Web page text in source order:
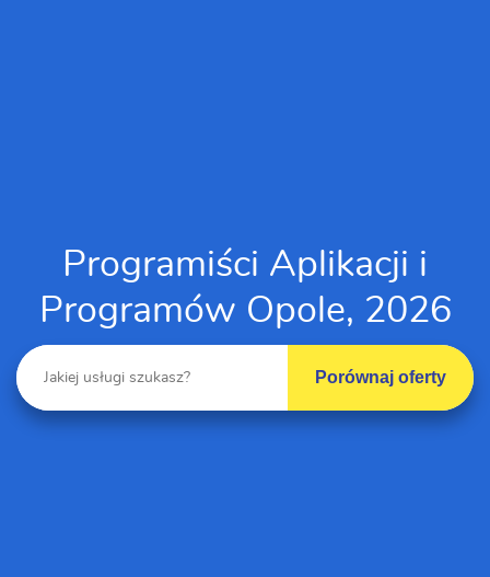
Programiści Aplikacji i
Programów Opole, 2026
Porównaj oferty